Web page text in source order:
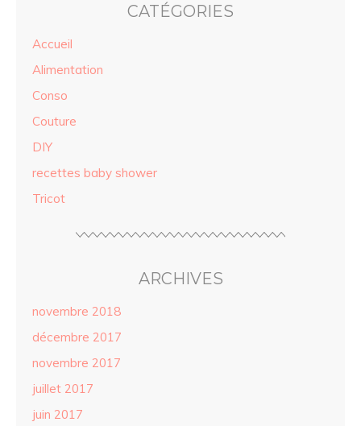
CATÉGORIES
Accueil
Alimentation
Conso
Couture
DIY
recettes baby shower
Tricot
ARCHIVES
novembre 2018
décembre 2017
novembre 2017
juillet 2017
juin 2017